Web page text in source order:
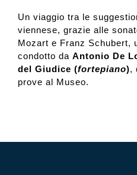
Dona
Cerca
Un viaggio tra le
viennese, grazie alle
Mozart e Franz Schubert,
condotto da Antonio De
del Giudice (fortepiano),
prove al Museo.